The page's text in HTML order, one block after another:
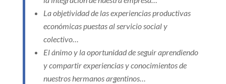
La objetividad de las experiencias productivas
económicas puestas al servicio social y
colectivo…
El ánimo y la oportunidad de seguir aprendiendo
y compartir experiencias y conocimientos de
nuestros hermanos argentinos…